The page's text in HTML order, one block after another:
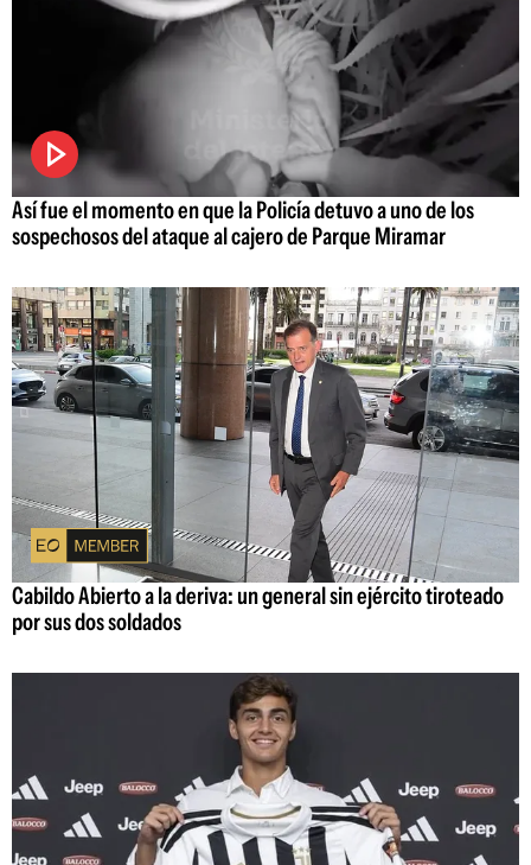
Así fue el momento en que la Policía detuvo a uno de los
sospechosos del ataque al cajero de Parque Miramar
Cabildo Abierto a la deriva: un general sin ejército tiroteado
por sus dos soldados